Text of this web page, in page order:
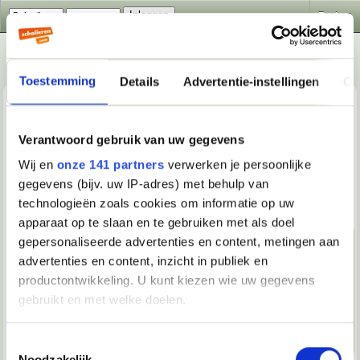
Toestemming Details Advertentie-instellingen
Verantwoord gebruik van uw gegevens
Wij en onze 141 partners verwerken je persoonlijke
gegevens (bijv. uw IP-adres) met behulp van
technologieën zoals cookies om informatie op uw
apparaat op te slaan en te gebruiken met als doel
gepersonaliseerde advertenties en content, metingen aan
advertenties en content, inzicht in publiek en
productontwikkeling. U kunt kiezen wie uw gegevens
gebruikt en met welke doelen.
Zoeken
Kunst & Cultuur
Subforums: Kunst & Cultuur
ARTistiek
Films, TV & Radio